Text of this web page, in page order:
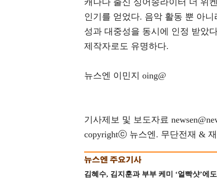
캐나다 출신 싱어송라이터 더 위
인기를 얻었다. 음악 활동 뿐 아
성과 대중성을 동시에 인정 받았
제작자로도 유명하다.
뉴스엔 이민지 oing@
기사제보 및 보도자료
copyrightⓒ 뉴스엔. 무단전재 & 재
김혜수, 김지훈과 부부 케미 ‘얼빡샷’에